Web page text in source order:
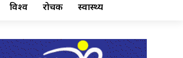
विश्व रोचक स्वास्थ्य